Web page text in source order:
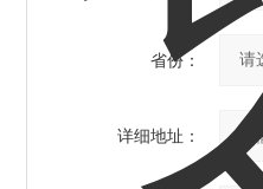
省份：
详细地址：